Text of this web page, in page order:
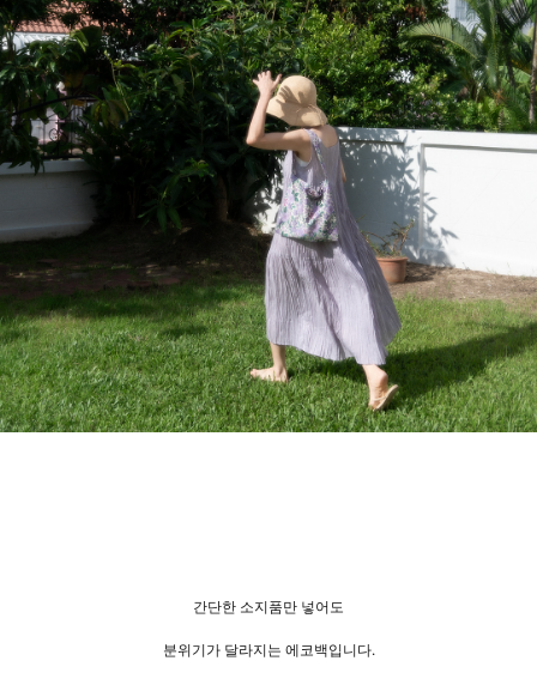
간단한 소지품만 넣어도
분위기가 달라지는 에코백입니다.